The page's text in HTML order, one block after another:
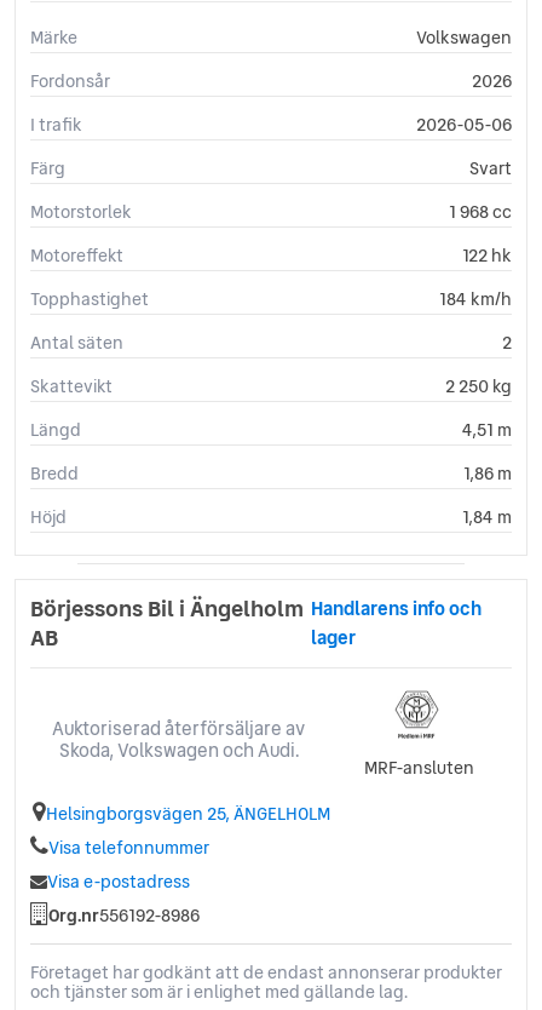
Märke
Volkswagen
Fordonsår
2026
I trafik
2026-05-06
Färg
Svart
Motorstorlek
1 968 cc
Motoreffekt
122 hk
Topphastighet
184 km/h
Antal säten
2
Skattevikt
2 250 kg
Längd
4,51 m
Bredd
1,86 m
Höjd
1,84 m
Börjessons Bil i Ängelholm
AB
Handlarens info och
lager
Auktoriserad återförsäljare av
Skoda, Volkswagen och Audi.
MRF-ansluten
Helsingborgsvägen 25, ÄNGELHOLM
Visa telefonnummer
Visa e-postadress
Org.nr556192-8986
Företaget har godkänt att de endast annonserar produkter
och tjänster som är i enlighet med gällande lag.